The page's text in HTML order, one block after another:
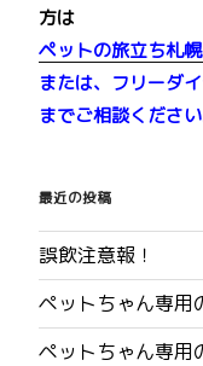
方は
ペットの旅立ち札
または、フリー
までご相談ください
最近の投稿
誤飲注意報！
ペットちゃん専
ペットちゃん専